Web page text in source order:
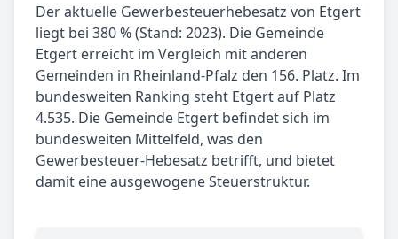
Der aktuelle Gewerbesteuerhebesatz von Etgert
liegt bei 380 % (Stand: 2023). Die Gemeinde
Etgert erreicht im Vergleich mit anderen
Gemeinden in Rheinland-Pfalz den 156. Platz. Im
bundesweiten Ranking steht Etgert auf Platz
4.535. Die Gemeinde Etgert befindet sich im
bundesweiten Mittelfeld, was den
Gewerbesteuer-Hebesatz betrifft, und bietet
damit eine ausgewogene Steuerstruktur.